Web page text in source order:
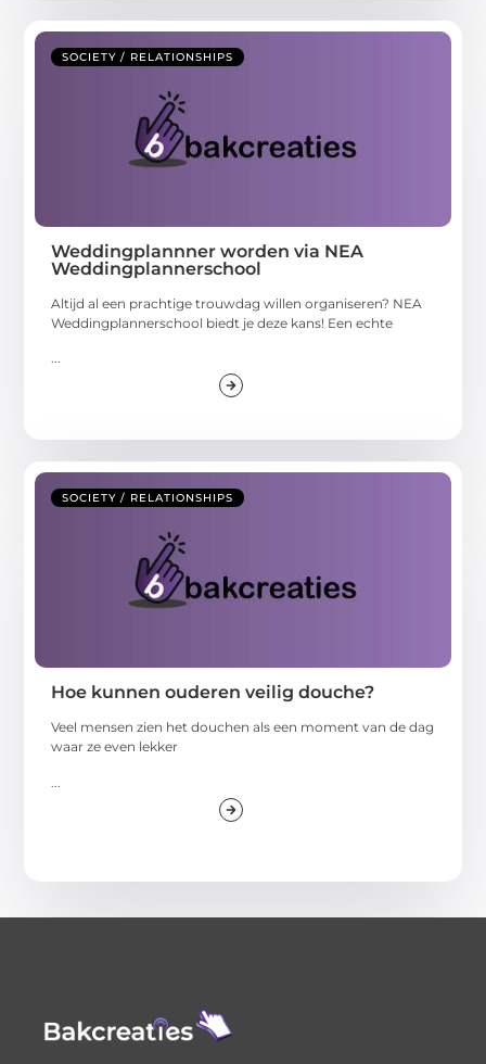
SOCIETY / RELATIONSHIPS
Weddingplannner worden via NEA
Weddingplannerschool
Altijd al een prachtige trouwdag willen organiseren? NEA
Weddingplannerschool biedt je deze kans! Een echte
...
SOCIETY / RELATIONSHIPS
Hoe kunnen ouderen veilig douche?
Veel mensen zien het douchen als een moment van de dag
waar ze even lekker